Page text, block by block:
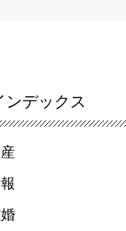
ンデックス